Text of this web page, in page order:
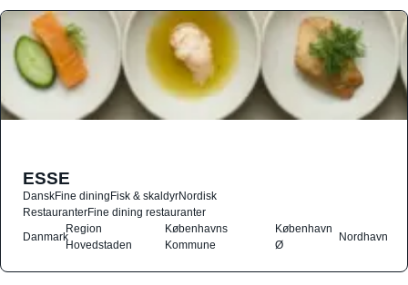
ESSE
DanskFine diningFisk & skaldyrNordisk
RestauranterFine dining restauranter
Danmark
Region
Hovedstaden
Københavns
Kommune
København
Ø
Nordhavn